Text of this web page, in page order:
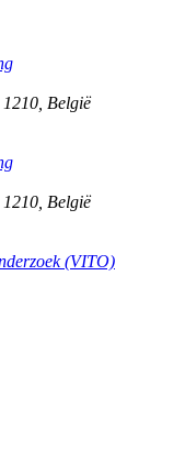
1210 België
1210 België
(VITO)